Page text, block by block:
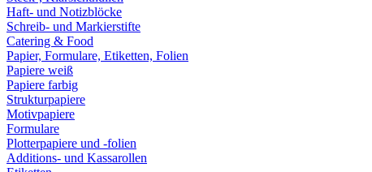
Haft- und Notizblöcke
Schreib- und Markierstifte
Catering & Food
Papier, Formulare, Etiketten, Folien
Papiere weiß
Papiere farbig
Strukturpapiere
Motivpapiere
Formulare
Plotterpapiere und -folien
Additions- und Kassarollen